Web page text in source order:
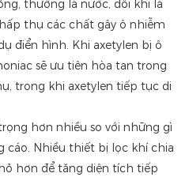
thường là nước, đôi khi là
thụ các chất gây ô nhiễm
điển hình. Khi axetylen bị ô
sẽ ưu tiên hòa tan trong
trong khi axetylen tiếp tục di
hơn nhiều so với những gì
cáo. Nhiều thiết bị lọc khí chia
hơn để tăng diện tích tiếp